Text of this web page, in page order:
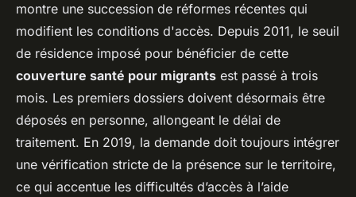
montre une succession de réformes récentes qui
modifient les conditions d'accès. Depuis 2011, le seuil
de résidence imposé pour bénéficier de cette
couverture santé pour migrants est passé à trois
mois. Les premiers dossiers doivent désormais être
déposés en personne, allongeant le délai de
traitement. En 2019, la demande doit toujours intégrer
une vérification stricte de la présence sur le territoire,
ce qui accentue les difficultés d’accès à l’aide